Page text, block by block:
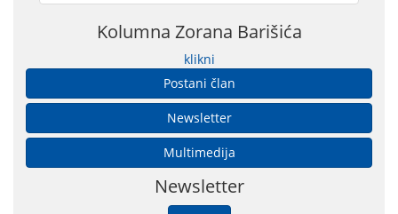
Kolumna Zorana Barišića
klikni
Postani član
Newsletter
Multimedija
Newsletter